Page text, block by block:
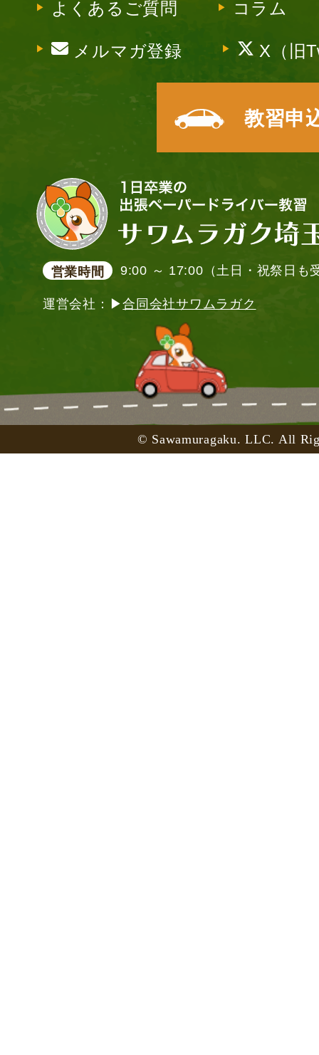
よくあるご質問 コラム
メルマガ登録 X（旧
教習申
営業時間 9:00 ～ 17:00（土日・祝祭日も
運営会社：▶合同会社サワムラガク
© Sawamuragaku. LLC. All